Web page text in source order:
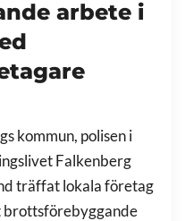
arbete i
kommun, polisen i
Falkenberg
träffat lokala företag